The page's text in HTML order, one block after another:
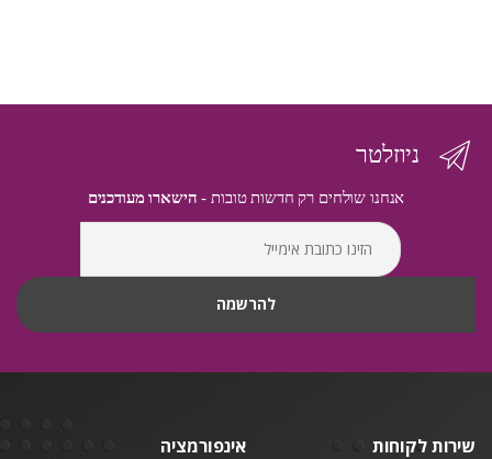
ניוזלטר
אנחנו שולחים רק חדשות טובות - הישארו מעודכנים
שירות לקוחות אינפורמציה